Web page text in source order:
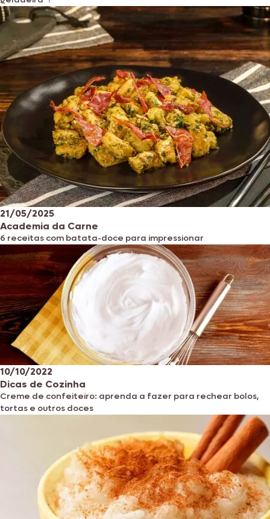
21/05/2025
Academia da Carne
6 receitas com batata-doce para impressionar
10/10/2022
Dicas de Cozinha
Creme de confeiteiro: aprenda a fazer para rechear bolos,
tortas e outros doces